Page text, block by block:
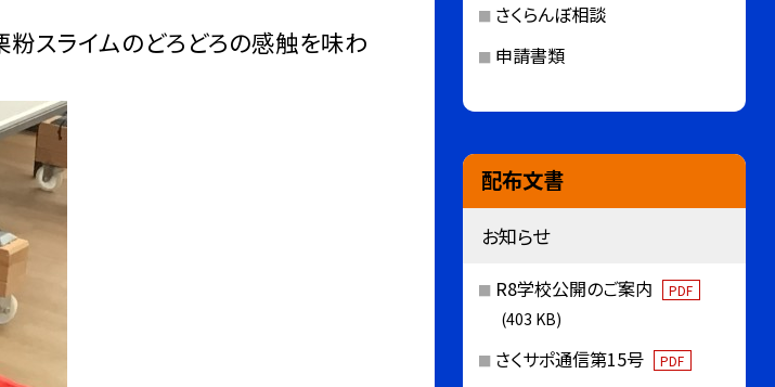
粉スライムのどろどろの感触を味わ
さくらんぼ相談
申請書類
配布文書
お知らせ
R8学校公開のご案内 PDF
(403 KB)
さくサポ通信第15号 PDF